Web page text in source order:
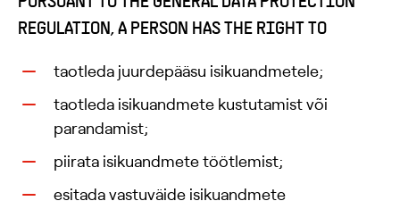
REGULATION, A PERSON HAS THE RIGHT TO
taotleda juurdepääsu isikuandmetele;
taotleda isikuandmete kustutamist või
parandamist;
piirata isikuandmete töötlemist;
esitada vastuväide isikuandmete